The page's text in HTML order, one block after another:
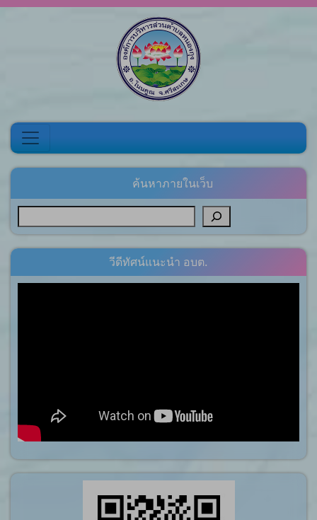
ค้นหาภายในเว็บ
วีดีทัศน์แนะนำ อบต.